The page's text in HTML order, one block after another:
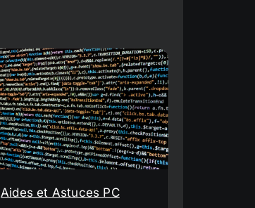
Aides et Astuces PC